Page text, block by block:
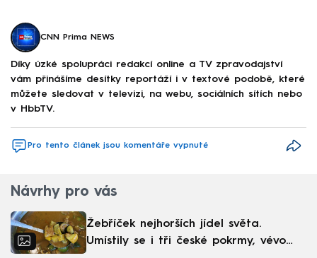
CNN Prima NEWS
Díky úzké spolupráci redakcí online a TV zpravodajství
vám přinášíme desítky reportáží i v textové podobě, které
můžete sledovat v televizi, na webu, sociálních sítích nebo
v HbbTV.
Pro tento článek jsou komentáře vypnuté
Návrhy pro vás
Žebříček nejhorších jídel světa.
Umístily se i tři české pokrmy, vévodí